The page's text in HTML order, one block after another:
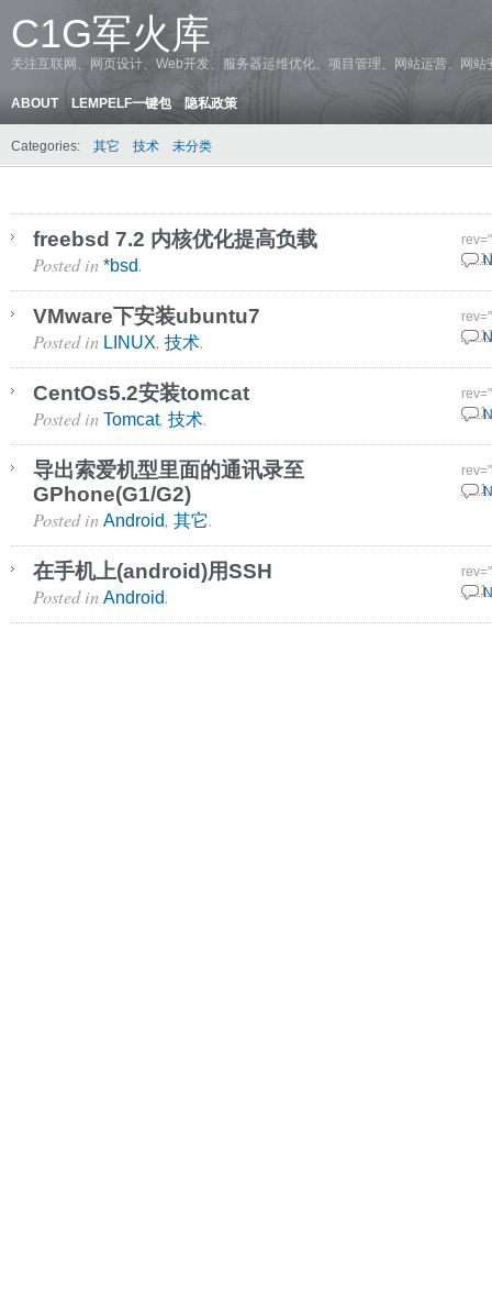
C1G军火库
关注互联网、网页设计、Web开发、服务器运维优化、项目管理、网站运营、网
ABOUT LEMPELF一键包 隐私政策
Categories: 其它 技术 未分类
freebsd 7.2 内核优化提高负载
26
Posted in *bsd.
VMware下安装ubuntu7
24
Posted in LINUX, 技术.
CentOs5.2安装tomcat
9 11
Posted in Tomcat, 技术.
导出索爱机型里面的通讯录至
GPhone(G1/G2)
6 11
Posted in Android, 其它.
在手机上(android)用SSH
6 11
Posted in Android.